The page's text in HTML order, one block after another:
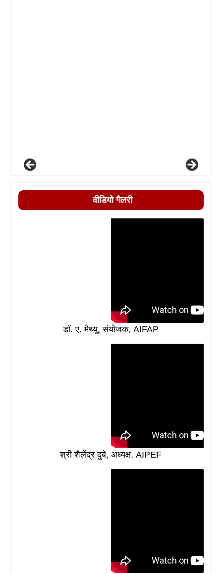
वीडियो गैलरी
डॉ. ए. मैथ्यू, संयोजक, AIFAP
श्री शैलेंद्र दुबे, अध्यक्ष, AIPEF